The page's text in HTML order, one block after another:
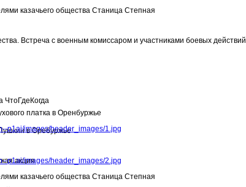
казачьего общества Станица Степная
Встреча с военным комиссаром и участниками боевых действий
ЧтоГдеКогда
в Оребуржье
акция
платка в Оренбуржье
p1ai/images/header_images/1.jpg
p1ai/images/header_images/2.jpg
казачьего общества Станица Степная